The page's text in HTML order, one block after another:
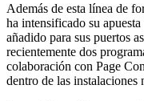
Además de esta línea de
ha intensificado su
añadido para sus puertos
recientemente dos
colaboración con Page
dentro de las instalaciones